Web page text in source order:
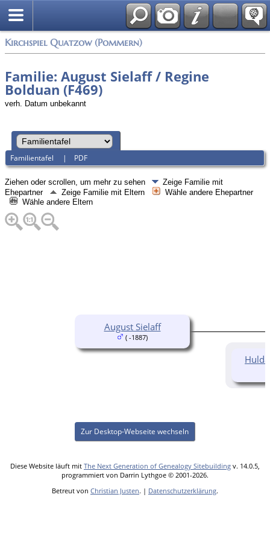
Kirchspiel Quatzow (Pommern)
Familie: August Sielaff / Regine
Bolduan (F469)
verh. Datum unbekannt
Familientafel | PDF
Ziehen oder scrollen, um mehr zu sehen
Zeige Familie mit
Ehepartner
Zeige Familie mit Eltern
Wähle andere Ehepartner
Wähle andere Eltern
August Sielaff
( -1887)
Zur Desktop-Webseite wechseln
Diese Website läuft mit The Next Generation of Genealogy Sitebuilding v. 14.0.5,
programmiert von Darrin Lythgoe © 2001-2026.
Betreut von Christian Justen. | Datenschutzerklärung.